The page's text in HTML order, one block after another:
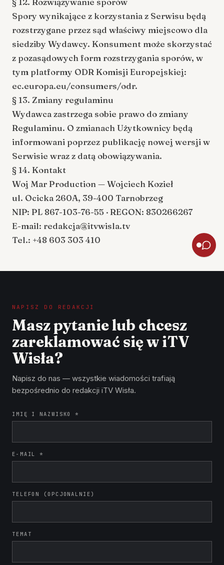
Spory wynikające z korzystania z Serwisu będą
rozstrzygane przez sąd właściwy miejscowo dla
siedziby Wydawcy. Konsument może skorzystać
z pozasądowych form rozstrzygania sporów, w
tym platformy ODR Komisji Europejskiej:
ec.europa.eu/consumers/odr.
§ 13. Zmiany regulaminu
Wydawca zastrzega sobie prawo do zmiany
Regulaminu. O zmianach Użytkownicy będą
informowani poprzez publikację nowej wersji w
Serwisie wraz z datą obowiązywania.
§ 14. Kontakt
Woj Mar Production — Wojciech Kozieł
ul. Ocicka 260A, 39-400 Tarnobrzeg
NIP: PL 867-103-76-55 · REGON: 830266267
E-mail: redakcja@itvwisla.tv
Tel.: +48 603 303 410
NAPISZ DO REDAKCJI
Masz pytanie lub chcesz
zareklamować się w iTV
Wisła?
Napisz do nas — wszystkie wiadomości trafiają
bezpośrednio do redakcji iTV Wisła.
IMIĘ I NAZWISKO *
E-MAIL *
TELEFON (OPCJONALNIE)
TEMAT